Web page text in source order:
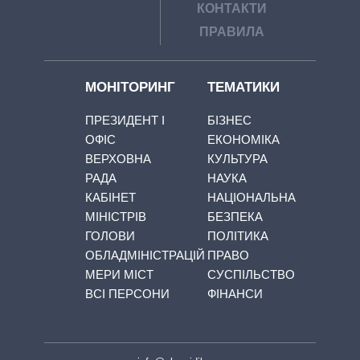
КОНТАКТИ
ПРАВИЛА
МОНІТОРИНГ
ПРЕЗИДЕНТ І
ОФІС
ВЕРХОВНА
РАДА
КАБІНЕТ
МІНІСТРІВ
ГОЛОВИ
ОБЛАДМІНІСТРАЦІЙ
МЕРИ МІСТ
ВСІ ПЕРСОНИ
ТЕМАТИКИ
БІЗНЕС
ЕКОНОМІКА
КУЛЬТУРА
НАУКА
НАЦІОНАЛЬНА
БЕЗПЕКА
ПОЛІТИКА
ПРАВО
СУСПІЛЬСТВО
ФІНАНСИ